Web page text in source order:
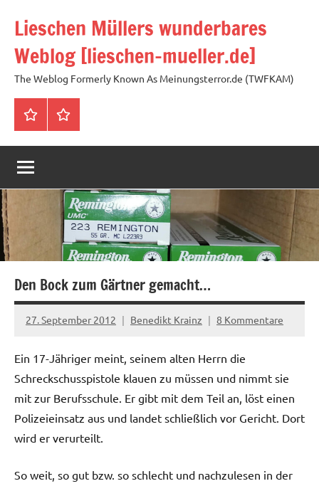
Inhalt
springen
Lieschen Müllers wunderbares
Weblog [lieschen-mueller.de]
The Weblog Formerly Known As Meinungsterror.de (TWFKAM)
ImpressumDatenschutzerklärung
Den Bock zum Gärtner gemacht…
27. September 2012 Benedikt Krainz 8 Kommentare
Ein 17-Jähriger meint, seinem alten Herrn die
Schreckschusspistole klauen zu müssen und nimmt sie
mit zur Berufsschule. Er gibt mit dem Teil an, löst einen
Polizeieinsatz aus und landet schließlich vor Gericht. Dort
wird er verurteilt.
So weit, so gut bzw. so schlecht und nachzulesen in der